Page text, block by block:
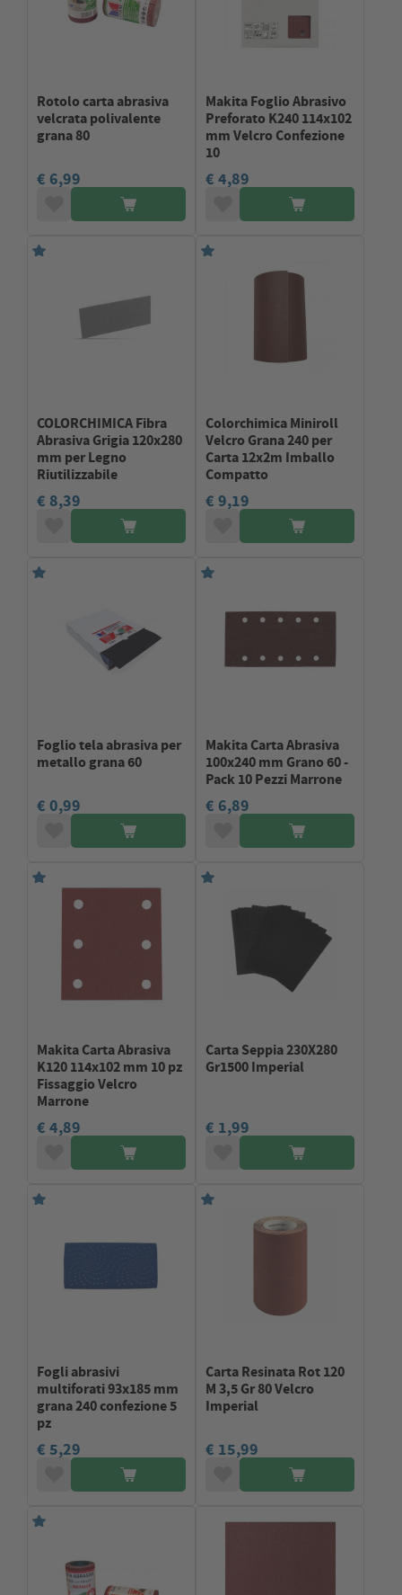
Rotolo carta abrasiva
velcrata polivalente
grana 80
€ 6,99
Makita Foglio Abrasivo
Preforato K240 114x102
mm Velcro Confezione
10
€ 4,89
COLORCHIMICA Fibra
Abrasiva Grigia 120x280
mm per Legno
Riutilizzabile
€ 8,39
Colorchimica Miniroll
Velcro Grana 240 per
Carta 12x2m Imballo
Compatto
€ 9,19
Foglio tela abrasiva per
metallo grana 60
€ 0,99
Makita Carta Abrasiva
100x240 mm Grano 60 -
Pack 10 Pezzi Marrone
€ 6,89
Makita Carta Abrasiva
K120 114x102 mm 10 pz
Fissaggio Velcro
Marrone
€ 4,89
Carta Seppia 230X280
Gr1500 Imperial
€ 1,99
Fogli abrasivi
multiforati 93x185 mm
grana 240 confezione 5
pz
€ 5,29
Carta Resinata Rot 120
M 3,5 Gr 80 Velcro
Imperial
€ 15,99